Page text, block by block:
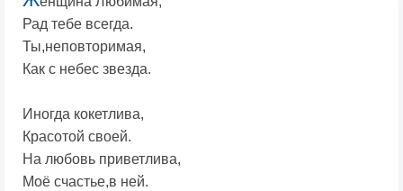
Рад тебе всегда.
Ты,неповторимая,
Как с небес звезда.
Иногда кокетлива,
Красотой своей.
На любовь приветлива,
Моё счастье,в ней.